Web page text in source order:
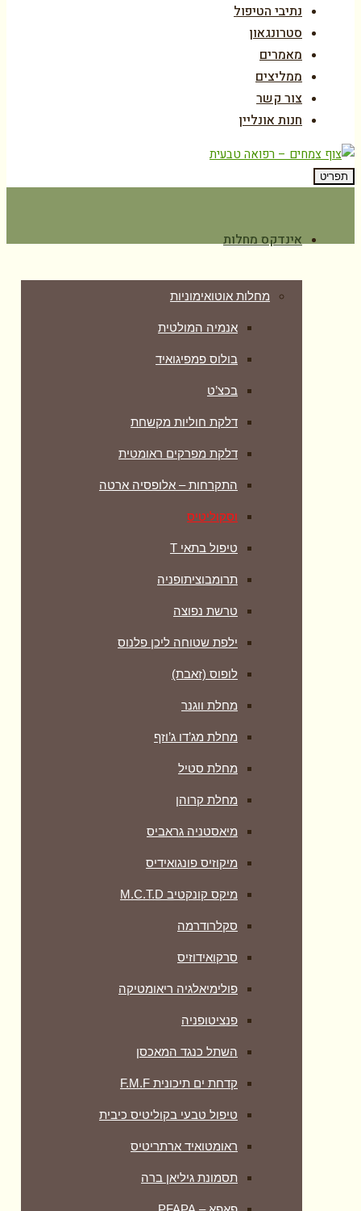
נתיבי הטיפול
סטרונגאון
מאמרים
ממליצים
צור קשר
חנות אונליין
תפריט
אינדקס מחלות
מחלות אוטואימוניות
אנמיה המולטית
בולוס פמפיגואיד
בכצ’ט
דלקת חוליות מקשחת
דלקת מפרקים ראומטית
התקרחות – אלופסיה ארטה
וסקוליטיס
טיפול בתאי T
תרומבוציתופניה
טרשת נפוצה
ילפת שטוחה ליכן פלנוס
לופוס (זאבת)
מחלת ווגנר
מחלת מג’דו ג’וזף
מחלת סטיל
מחלת קרוהן
מיאסטניה גראביס
מיקוזיס פונגואידיס
מיקס קונקטיב M.C.T.D
סקלרודרמה
סרקואידוזיס
פולימיאלגיה ריאומטיקה
‏פנציטופניה
השתל כנגד המאכסן
קדחת ים תיכונית F.M.F
טיפול טבעי בקוליטיס כיבית
ראומטואיד ארתריטיס
תסמונת גיליאן ברה